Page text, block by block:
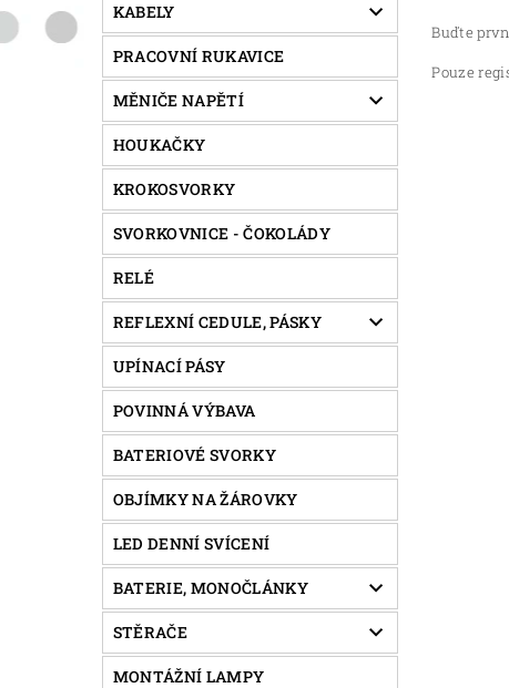
KABELY
PRACOVNÍ RUKAVICE
MĚNIČE NAPĚTÍ
HOUKAČKY
KROKOSVORKY
SVORKOVNICE - ČOKOLÁDY
RELÉ
REFLEXNÍ CEDULE, PÁSKY
UPÍNACÍ PÁSY
POVINNÁ VÝBAVA
BATERIOVÉ SVORKY
OBJÍMKY NA ŽÁROVKY
LED DENNÍ SVÍCENÍ
BATERIE, MONOČLÁNKY
STĚRAČE
MONTÁŽNÍ LAMPY
Buďte
Pouze